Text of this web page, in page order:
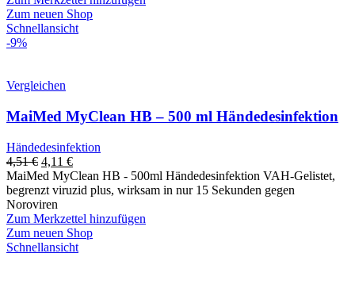
Zum neuen Shop
Schnellansicht
-9%
Vergleichen
MaiMed MyClean HB – 500 ml Händedesinfektion
Händedesinfektion
4,51€ 4,11 €
MaiMed MyClean HB - 500ml Händedesinfektion VAH-Gelistet,
begrenzt viruzid plus, wirksam in nur 15 Sekunden gegen
Noroviren
Zum Merkzettel hinzufügen
Zum neuen Shop
Schnellansicht